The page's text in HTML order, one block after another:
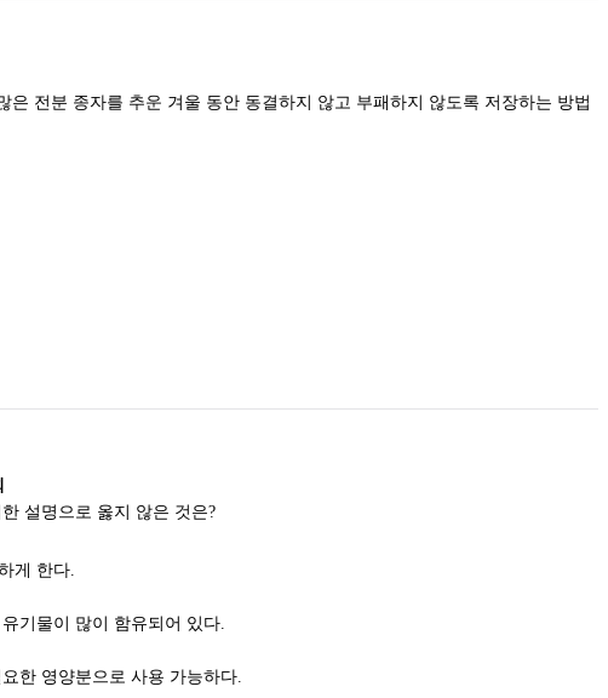
은 전분 종자를 추운 겨울 동안 동결하지 않고 부패하지 않도록 저장하는 방법
게 한다.
기물이 많이 함유되어 있다.
한 영양분으로 사용 가능하다.